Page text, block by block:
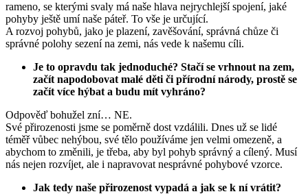
rameno, se kterými svaly má naše hlava nejrychlejší spojení, jaké
pohyby ještě umí naše páteř. To vše je určující.
A rozvoj pohybů, jako je plazení, zavěšování, správná chůze či
správné polohy sezení na zemi, nás vede k našemu cíli.
Je to opravdu tak jednoduché? Stačí se vrhnout na zem,
začít napodobovat malé děti či přírodní národy, prostě se
začít více hýbat a budu mít vyhráno?
Odpověď bohužel zní… NE.
Své přirozenosti jsme se poměrně dost vzdálili. Dnes už se lidé
téměř vůbec nehýbou, své tělo používáme jen velmi omezeně, a
abychom to změnili, je třeba, aby byl pohyb správný a cílený. Musí
nás nejen rozvíjet, ale i napravovat nesprávné pohybové vzorce.
Jak tedy naše přirozenost vypadá a jak se k ní vrátit?